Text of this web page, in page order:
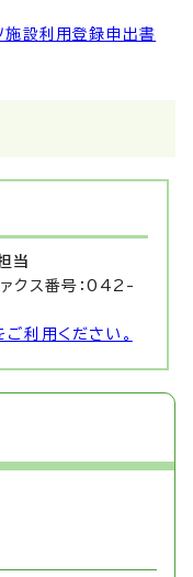
施設利用登録申出書
当
ス番号：042-
利用ください。